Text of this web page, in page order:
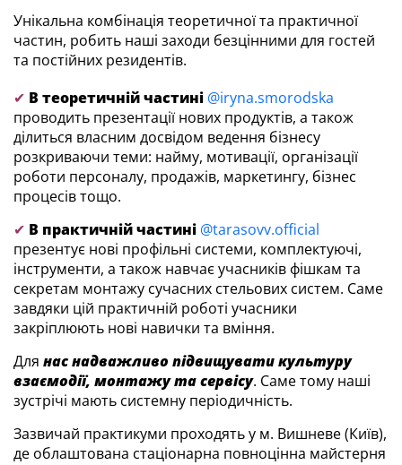
Унікальна комбінація теоретичної та практичної
частин, робить наші заходи безцінними для гостей
та постійних резидентів.
✔ В теоретичній частині @iryna.smorodska
проводить презентації нових продуктів, а також
ділиться власним досвідом ведення бізнесу
розкриваючи теми: найму, мотивації, організації
роботи персоналу, продажів, маркетингу, бізнес
процесів тощо.
✔ В практичній частині @tarasovv.official
презентує нові профільні системи, комплектуючі,
інструменти, а також навчає учасників фішкам та
секретам монтажу сучасних стельових систем. Саме
завдяки цій практичній роботі учасники
закріплюють нові навички та вміння.
Для нас надважливо підвищувати культуру
взаємодії, монтажу та сервісу. Саме тому наші
зустрічі мають системну періодичність.
Зазвичай практикуми проходять у м. Вишневе (Київ),
де облаштована стаціонарна повноцінна майстерня